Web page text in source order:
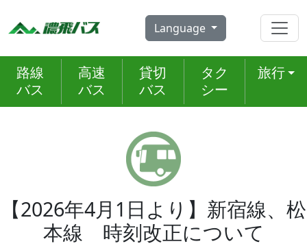
Language
路線
バス
高速
バス
貸切
バス
タク
シー
旅行
【2026年4月1日より】新宿線、松
本線 時刻改正について